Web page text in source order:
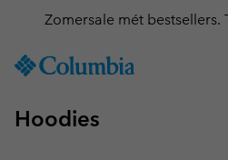
TO
SKIP
Zomersale mét bestsellers.
Hoodies